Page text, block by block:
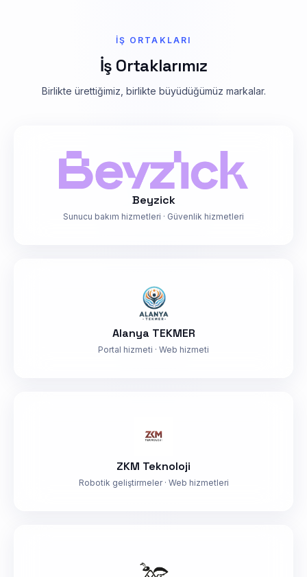
İŞ ORTAKLARI
İş Ortaklarımız
Birlikte ürettiğimiz, birlikte büyüdüğümüz markalar.
Beyzick
Sunucu bakım hizmetleri · Güvenlik hizmetleri
Alanya TEKMER
Portal hizmeti · Web hizmeti
ZKM Teknoloji
Robotik geliştirmeler · Web hizmetleri